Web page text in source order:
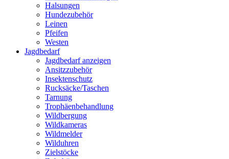
Halsungen
Hundezubehör
Leinen
Pfeifen
Westen
Jagdbedarf
Jagdbedarf anzeigen
Ansitzzubehör
Insektenschutz
Rucksäcke/Taschen
Tarnung
Trophäenbehandlung
Wildbergung
Wildkameras
Wildmelder
Wilduhren
Zielstöcke